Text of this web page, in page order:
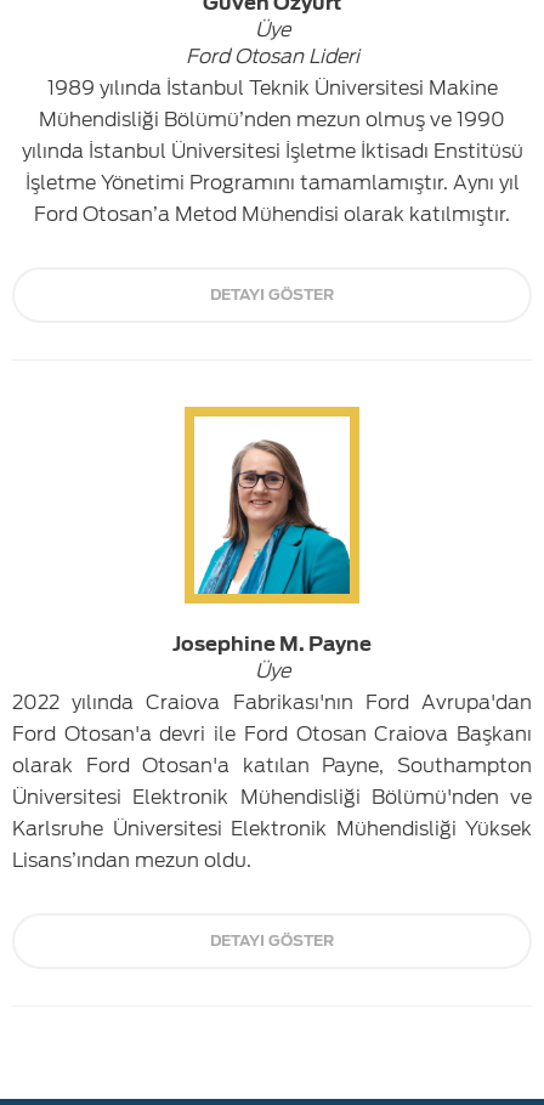
Üye
Ford Otosan Lideri
1989 yılında İstanbul Teknik Üniversitesi Makine
Mühendisliği Bölümü’nden mezun olmuş ve 1990
yılında İstanbul Üniversitesi İşletme İktisadı Enstitüsü
İşletme Yönetimi Programını tamamlamıştır. Aynı yıl
Ford Otosan’a Metod Mühendisi olarak katılmıştır.
DETAYI GÖSTER
Josephine M. Payne
Üye
2022 yılında Craiova Fabrikası'nın Ford Avrupa'dan
Ford Otosan'a devri ile Ford Otosan Craiova Başkanı
olarak Ford Otosan'a katılan Payne, Southampton
Üniversitesi Elektronik Mühendisliği Bölümü'nden ve
Karlsruhe Üniversitesi Elektronik Mühendisliği Yüksek
Lisans’ından mezun oldu.
DETAYI GÖSTER